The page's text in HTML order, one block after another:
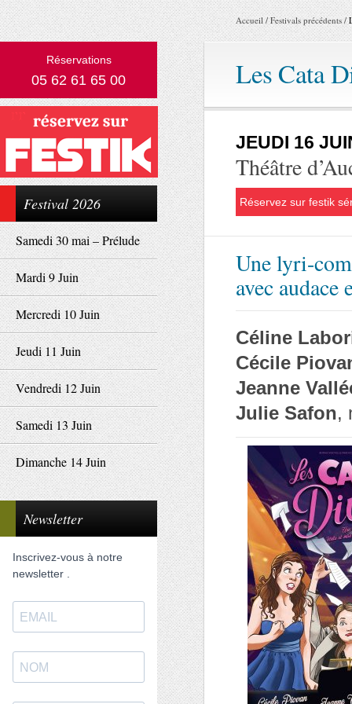
Réservations
05 62 61 65 00
Festival 2026
Samedi 30 mai – Prélude
Mardi 9 Juin
Mercredi 10 Juin
Jeudi 11 Juin
Vendredi 12 Juin
Samedi 13 Juin
Dimanche 14 Juin
Newsletter
Inscrivez-vous à notre
newsletter .
Accueil /Festivals précédents /
Les Cata
JEUDI 16
Théâtre
Réservez sur festik
Une lyri-
avec
Céline
Cécile
Jeanne
Julie Safon,